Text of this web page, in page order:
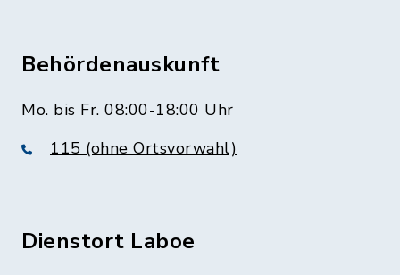
Behördenauskunft
Mo. bis Fr. 08:00-18:00 Uhr
115 (ohne Ortsvorwahl)
Dienstort Laboe